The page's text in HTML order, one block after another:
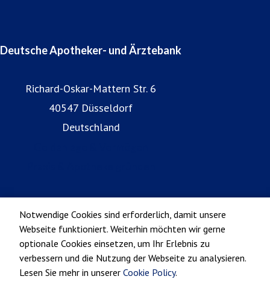
Notwendige Cookies sind erforderlich, damit unsere
Webseite funktioniert. Weiterhin möchten wir gerne
optionale Cookies einsetzen, um Ihr Erlebnis zu
verbessern und die Nutzung der Webseite zu analysieren.
Lesen Sie mehr in unserer Cookie Policy.
Deutsche Apotheker- und Ärztebank
Richard-Oskar-Mattern Str. 6
40547 Düsseldorf
Deutschland